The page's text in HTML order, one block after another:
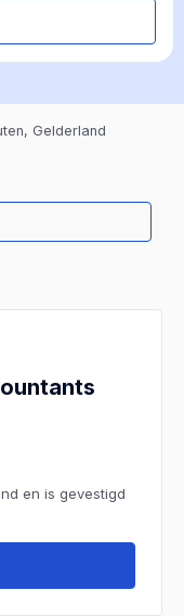
Gelderland
en is gevestigd